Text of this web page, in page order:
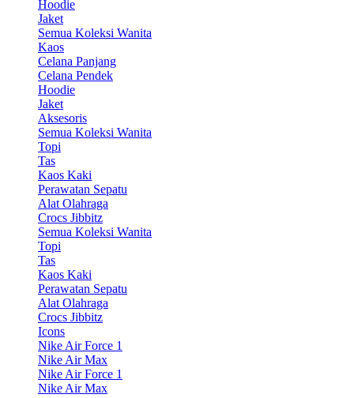
Hoodie
Jaket
Semua Koleksi Wanita
Kaos
Celana Panjang
Celana Pendek
Hoodie
Jaket
Aksesoris
Semua Koleksi Wanita
Topi
Tas
Kaos Kaki
Perawatan Sepatu
Alat Olahraga
Crocs Jibbitz
Semua Koleksi Wanita
Topi
Tas
Kaos Kaki
Perawatan Sepatu
Alat Olahraga
Crocs Jibbitz
Icons
Nike Air Force 1
Nike Air Max
Nike Air Force 1
Nike Air Max